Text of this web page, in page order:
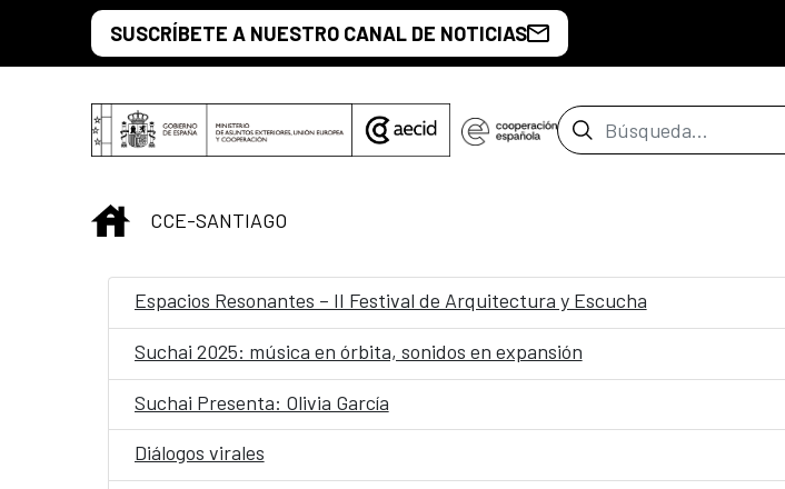
Saltar al contenido principal
SUSCRÍBETE A NUESTRO CANAL DE NOTICIAS
Barra de búsqueda
INICIO
CCE-SANTIAGO
Espacios Resonantes – II Festival de Arquitectura y Escucha
Suchai 2025: música en órbita, sonidos en expansión
Suchai Presenta: Olivia García
Diálogos virales